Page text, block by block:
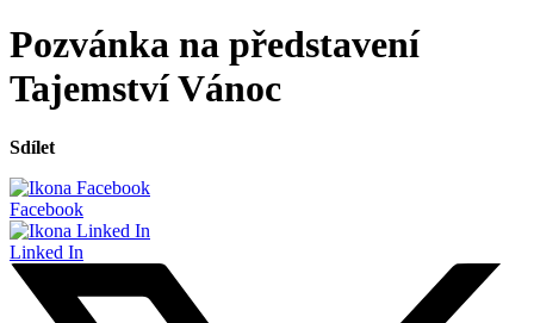
Pozvánka na představení
Tajemství Vánoc
Sdílet
Facebook
Linked In